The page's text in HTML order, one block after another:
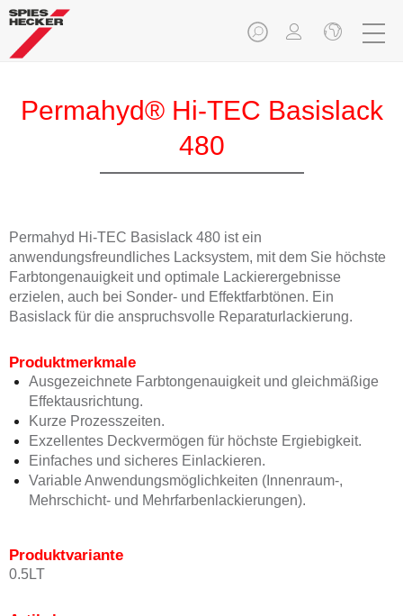
Permahyd® Hi-TEC Basislack
480
Permahyd Hi-TEC Basislack 480 ist ein
anwendungsfreundliches Lacksystem, mit dem Sie höchste
Farbtongenauigkeit und optimale Lackierergebnisse
erzielen, auch bei Sonder- und Effektfarbtönen. Ein
Basislack für die anspruchsvolle Reparaturlackierung.
Produktmerkmale
Ausgezeichnete Farbtongenauigkeit und gleichmäßige
Effektausrichtung.
Kurze Prozesszeiten.
Exzellentes Deckvermögen für höchste Ergiebigkeit.
Einfaches und sicheres Einlackieren.
Variable Anwendungsmöglichkeiten (Innenraum-,
Mehrschicht- und Mehrfarbenlackierungen).
Produktvariante
0.5LT